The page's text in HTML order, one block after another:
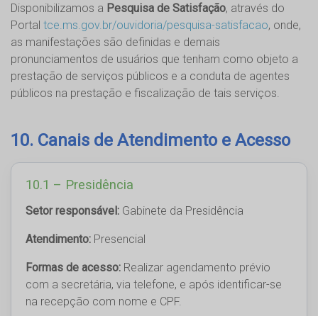
Disponibilizamos a Pesquisa de Satisfação, através do
Portal tce.ms.gov.br/ouvidoria/pesquisa-satisfacao, onde,
as manifestações são definidas e demais
pronunciamentos de usuários que tenham como objeto a
prestação de serviços públicos e a conduta de agentes
públicos na prestação e fiscalização de tais serviços.
10. Canais de Atendimento e Acesso
10.1 – Presidência
Setor responsável: Gabinete da Presidência
Atendimento: Presencial
Formas de acesso: Realizar agendamento prévio
com a secretária, via telefone, e após identificar-se
na recepção com nome e CPF.